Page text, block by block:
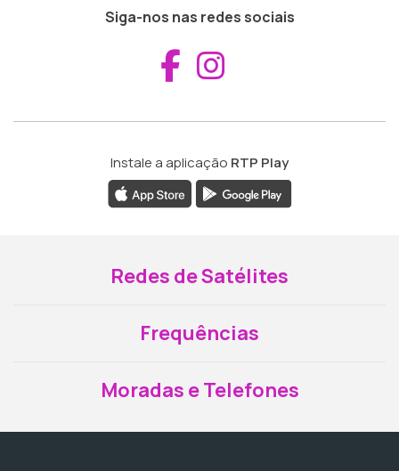
Siga-nos nas redes sociais
Aceder ao
Instale a aplicação RTP Play
Redes de Satélites
Frequências
Moradas e Telefones